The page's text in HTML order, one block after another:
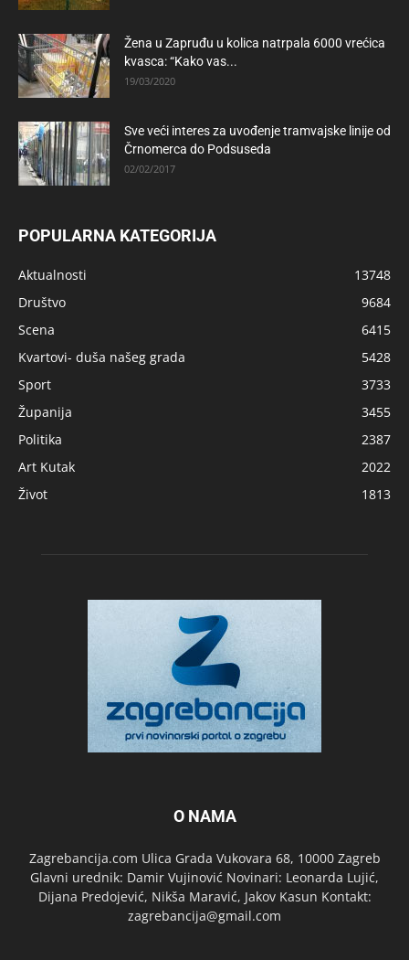
Žena u Zapruđu u kolica natrpala 6000 vrećica
kvasca: “Kako vas...
19/03/2020
Sve veći interes za uvođenje tramvajske linije od
Črnomerca do Podsuseda
02/02/2017
POPULARNA KATEGORIJA
Aktualnosti
13748
Društvo
9684
Scena
6415
Kvartovi- duša našeg grada
5428
Sport
3733
Županija
3455
Politika
2387
Art Kutak
2022
Život
1813
O NAMA
Zagrebancija.com Ulica Grada Vukovara 68, 10000 Zagreb
Glavni urednik: Damir Vujinović Novinari: Leonarda Lujić,
Dijana Predojević, Nikša Maravić, Jakov Kasun Kontakt:
zagrebancija@gmail.com